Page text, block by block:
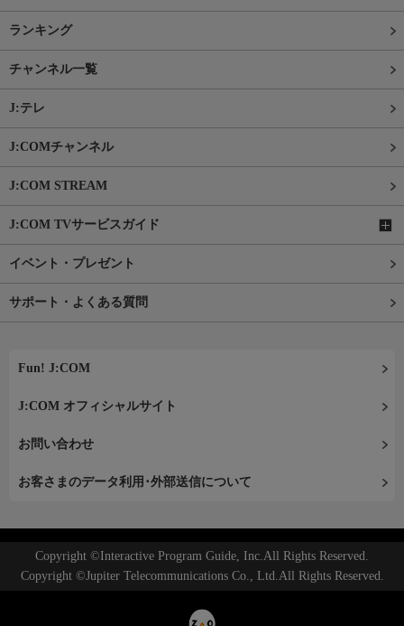
ランキング
チャンネル一覧
J:テレ
J:COMチャンネル
J:COM STREAM
J:COM TVサービスガイド
イベント・プレゼント
サポート・よくある質問
Fun! J:COM
J:COM オフィシャルサイト
お問い合わせ
お客さまのデータ利用･外部送信について
Copyright ©Interactive Program Guide, Inc.All Rights Reserved.
Copyright ©Jupiter Telecommunications Co., Ltd.All Rights Reserved.